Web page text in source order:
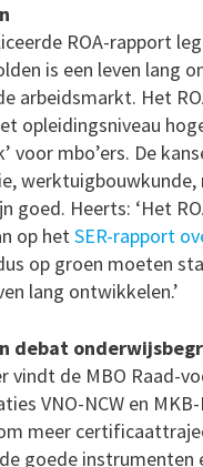
ROA-rapport
is een leven lang
arbeidsmarkt. Het
opleidingsniveau
voor mbo’ers. De
goed. Heerts: ‘Het
op hetSER-rapport
op groen moeten
lang ontwikkelen.’
debat
vindt de MBO Raad-
VNO-NCW en
meer
goede instrumenten